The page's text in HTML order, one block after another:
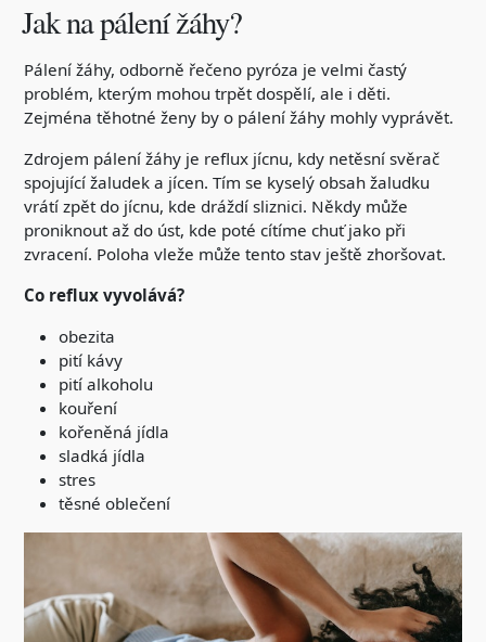
Jak na pálení žáhy?
Pálení žáhy, odborně řečeno pyróza je velmi častý
problém, kterým mohou trpět dospělí, ale i děti.
Zejména těhotné ženy by o pálení žáhy mohly vyprávět.
Zdrojem pálení žáhy je reflux jícnu, kdy netěsní svěrač
spojující žaludek a jícen. Tím se kyselý obsah žaludku
vrátí zpět do jícnu, kde dráždí sliznici. Někdy může
proniknout až do úst, kde poté cítíme chuť jako při
zvracení. Poloha vleže může tento stav ještě zhoršovat.
Co reflux vyvolává?
obezita
pití kávy
pití alkoholu
kouření
kořeněná jídla
sladká jídla
stres
těsné oblečení